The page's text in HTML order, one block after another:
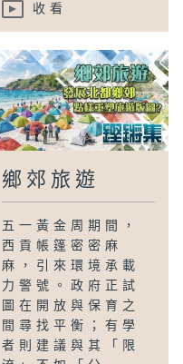
收看
鄉郊旅遊
五一黃金周期間，
西貢帳篷密密麻
麻，引來環境承載
力警號。政府正試
圖在開放與保育之
間尋找平衡；有學
者則建議與其「限